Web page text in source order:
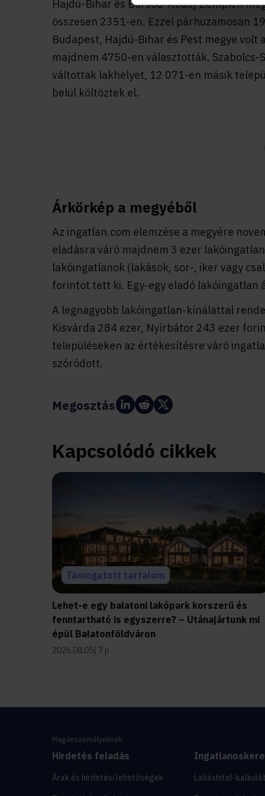
Hajdú-Bihar és Borsod-Abaúj-Zemplén
összesen 2351-en. Ezzel párhuzamosan
Budapest, Hajdú-Bihar és Pest megye
majdnem 4750-en választották.
váltottak lakhelyet, 12 071-en másik
belül költöztek el.
Árkörkép a megyéből
Az ingatlan.com elemzése a megyére
eladásra váró majdnem 3 ezer
lakóingatlanok (lakások, sor-, iker vagy
forintot tett ki. Egy-egy eladó lakóingatlan
A legnagyobb lakóingatlan-kínálattal
Kisvárda 284 ezer, Nyírbátor 243 ezer
településeken az értékesítésre váró
szóródott.
Megosztás:
Kapcsolódó cikkek
Támogatott tartalom
Lehet-e egy balatoni lakópark korszerű és
fenntartható is egyszerre? – Utánajártunk mi
épül Balatonföldváron
2026.08.05 7 p
Magánszemélyeknek
Hirdetés feladás
Árak és hirdetési lehetőségek
Lakáshitel-